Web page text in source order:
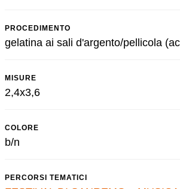
PROCEDIMENTO
gelatina ai sali d'argento/pellicola
MISURE
2,4x3,6
COLORE
b/n
PERCORSI TEMATICI